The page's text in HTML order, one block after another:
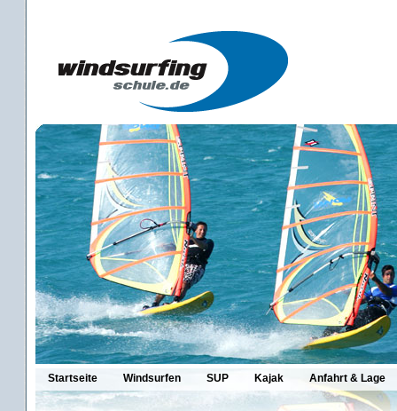
Startseite Windsurfen SUP Kajak Anfahrt & Lage